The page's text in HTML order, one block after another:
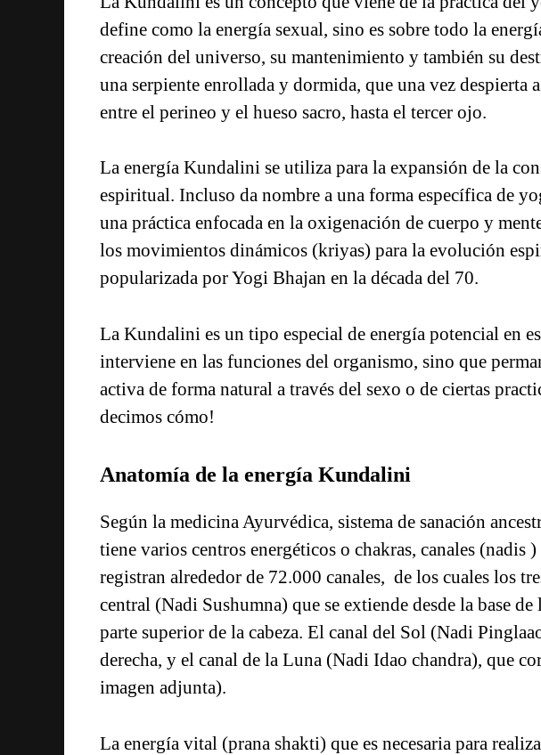
define como la energía sexual, sino es sobre todo la
creación del universo, su mantenimiento y también su
una serpiente enrollada y dormida, que una vez despierta
entre el perineo y el hueso sacro, hasta el tercer ojo.
La energía Kundalini se utiliza para la expansión de la
espiritual. Incluso da nombre a una forma específica de
una práctica enfocada en la oxigenación de cuerpo y
los movimientos dinámicos (kriyas) para la evolución
popularizada por Yogi Bhajan en la década del 70.
La Kundalini es un tipo especial de energía potencial en
interviene en las funciones del organismo, sino que
activa de forma natural a través del sexo o de ciertas
decimos cómo!
Anatomía de la energía Kundalini
Según la medicina Ayurvédica, sistema de sanación
tiene varios centros energéticos o chakras, canales
registran alrededor de 72.000 canales, de los cuales los
central (Nadi Sushumna) que se extiende desde la base
parte superior de la cabeza. El canal del Sol (Nadi
derecha, y el canal de la Luna (Nadi Idao chandra), que
imagen adjunta).
La energía vital (prana shakti) que es necesaria para